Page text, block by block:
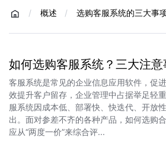
/ 概述 / 选购客服系统的三大事
如何选购客服系统？三大注意
客服系统是常见的企业信息应用软件，促
效提升客户留存，企业管理中占据举足轻
服系统因成本低、部署快、快迭代、开放
出。面对参差不齐的各种产品，如何选购
应从“两度一价”来综合评...